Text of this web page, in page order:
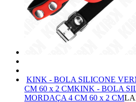
KINK - BOLA SILICONE
CM 60 x 2 CMKINK - BOLA
MORDAÇA 4 CM 60 x 2 CM